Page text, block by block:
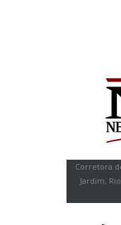
Corretora
Jardim,